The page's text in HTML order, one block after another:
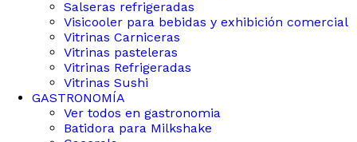
Salseras refrigeradas
Visicooler para bebidas y exhibición comercial
Vitrinas Carniceras
Vitrinas pasteleras
Vitrinas Refrigeradas
Vitrinas Sushi
GASTRONOMÍA
Ver todos en gastronomia
Batidora para Milkshake